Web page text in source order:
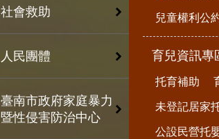
社會救助
人民團體
臺南市政府家庭暴力
暨性侵害防治中心
兒童權利公
育兒資訊專
托育補助
未登記居家
公設民營托